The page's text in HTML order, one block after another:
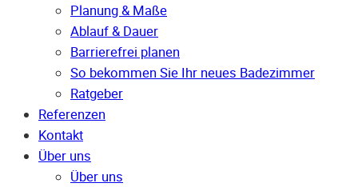
Planung & Maße
Ablauf & Dauer
Barrierefrei planen
So bekommen Sie Ihr neues Badezimmer
Ratgeber
Referenzen
Kontakt
Über uns
Über uns